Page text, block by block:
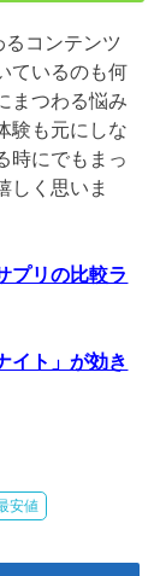
コンテンツ
ているのも何
まつわる悩み
験も元にしな
時にでもまっ
しく思いま
プリの比較ラ
イト」が効き
安値